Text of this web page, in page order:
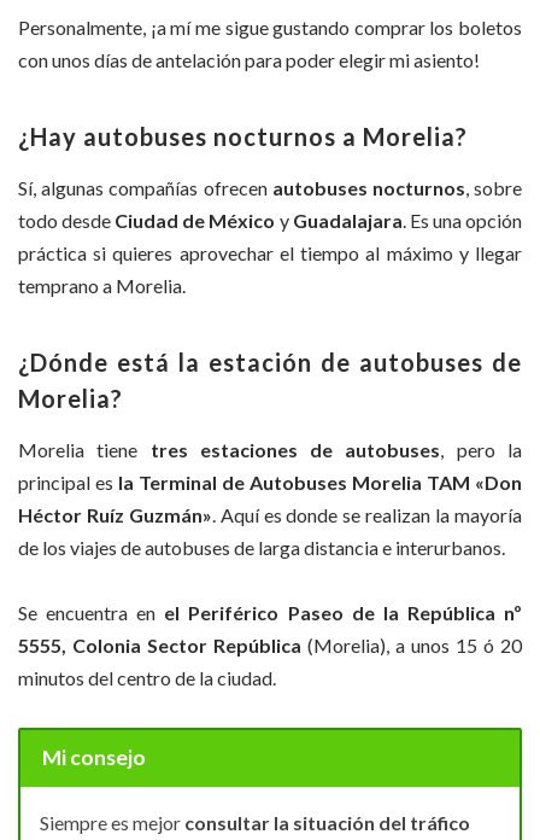
Personalmente, ¡a mí me sigue gustando comprar los boletos
con unos días de antelación para poder elegir mi asiento!
¿Hay autobuses nocturnos a Morelia?
Sí, algunas compañías ofrecen autobuses nocturnos , sobre
todo desde Ciudad de México y Guadalajara . Es una opción
práctica si quieres aprovechar el tiempo al máximo y llegar
temprano a Morelia.
¿Dónde está la estación de autobuses de
Morelia?
Morelia tiene tres estaciones de autobuses , pero la
principal es la Terminal de Autobuses Morelia TAM «Don
Héctor Ruíz Guzmán» . Aquí es donde se realizan la mayoría
de los viajes de autobuses de larga distancia e interurbanos.
Se encuentra en el Periférico Paseo de la República nº
5555, Colonia Sector República (Morelia), a unos 15 ó 20
minutos del centro de la ciudad.
Mi consejo
Siempre es mejor consultar la situación del tráfico